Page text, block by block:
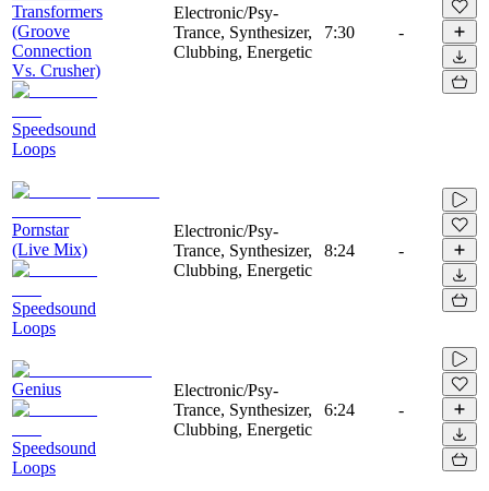
Transformers
(Groove
Connection
Vs. Crusher)
Speedsound
Loops
Electronic/Psy-
Trance, Synthesizer,
Clubbing, Energetic
7:30 -
Pornstar
(Live Mix)
Speedsound
Loops
Electronic/Psy-
Trance, Synthesizer,
Clubbing, Energetic
8:24 -
Genius
Speedsound
Loops
Electronic/Psy-
Trance, Synthesizer,
Clubbing, Energetic
6:24 -